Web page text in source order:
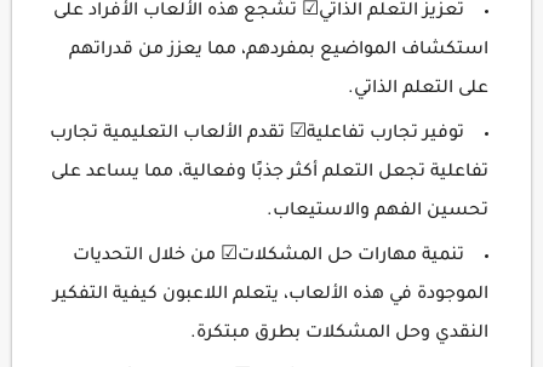
تعزيز التعلم الذاتي☑ تشجع هذه الألعاب الأفراد على
استكشاف المواضيع بمفردهم، مما يعزز من قدراتهم
على التعلم الذاتي.
توفير تجارب تفاعلية☑ تقدم الألعاب التعليمية تجارب
تفاعلية تجعل التعلم أكثر جذبًا وفعالية، مما يساعد على
تحسين الفهم والاستيعاب.
تنمية مهارات حل المشكلات☑ من خلال التحديات
الموجودة في هذه الألعاب، يتعلم اللاعبون كيفية التفكير
النقدي وحل المشكلات بطرق مبتكرة.